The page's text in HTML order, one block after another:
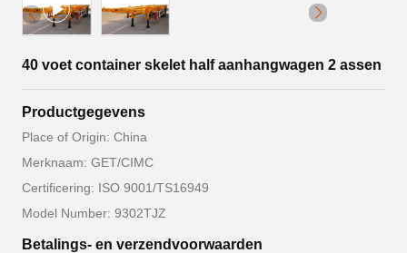
40 voet container skelet half aanhangwagen 2 assen
Productgegevens
Place of Origin: China
Merknaam: GET/CIMC
Certificering: ISO 9001/TS16949
Model Number: 9302TJZ
Betalings- en verzendvoorwaarden